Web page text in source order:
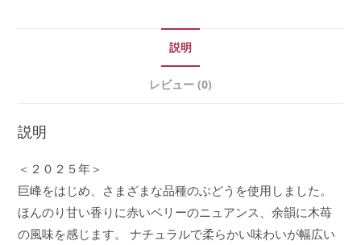
説明
レビュー (0)
説明
＜２０２５年＞
巨峰をはじめ、さまざまな品種のぶどうを使用しました。
ほんのり甘い香りに赤いベリーのニュアンス、余韻に木苺
の風味を感じます。 ナチュラルで柔らかい味わいが幅広い